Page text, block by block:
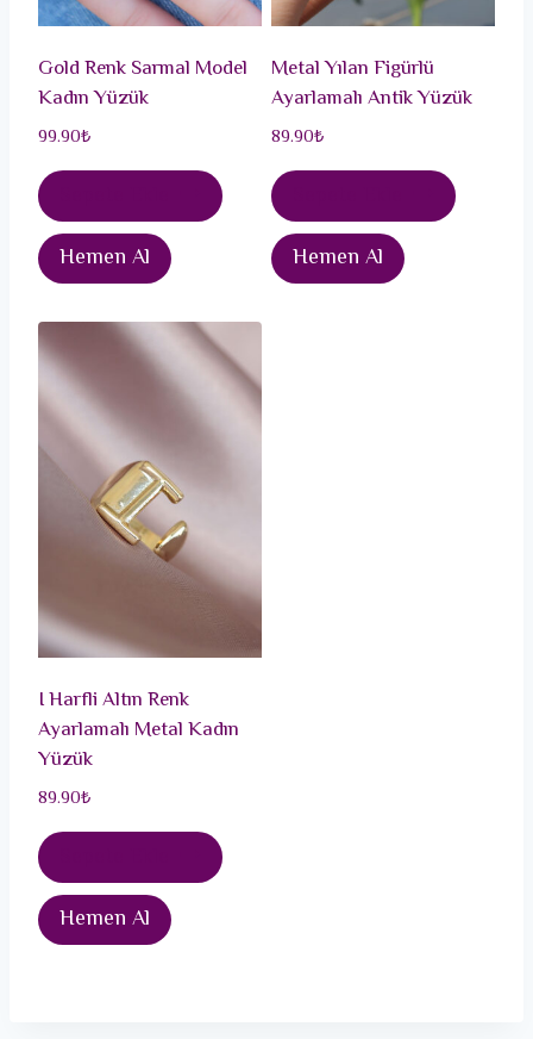
Gold Renk Sarmal Model
Kadın Yüzük
99.90₺
Hemen Al
Metal Yılan Figürlü
Ayarlamalı Antik Yüzük
89.90₺
Hemen Al
I Harfli Altın Renk
Ayarlamalı Metal Kadın
Yüzük
89.90₺
Hemen Al